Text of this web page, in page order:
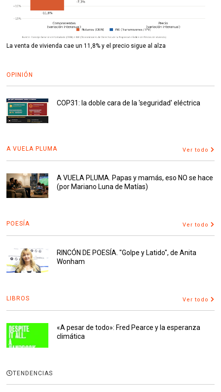
La venta de vivienda cae un 11,8% y el precio sigue al alza
OPINIÓN
COP31: la doble cara de la 'seguridad' eléctrica
A VUELA PLUMA Ver todo
A VUELA PLUMA. Papas y mamás, eso NO se hace
(por Mariano Luna de Matías)
POESÍA Ver todo
RINCÓN DE POESÍA. "Golpe y Latido", de Anita
Wonham
LIBROS Ver todo
«A pesar de todo»: Fred Pearce y la esperanza
climática
TENDENCIAS